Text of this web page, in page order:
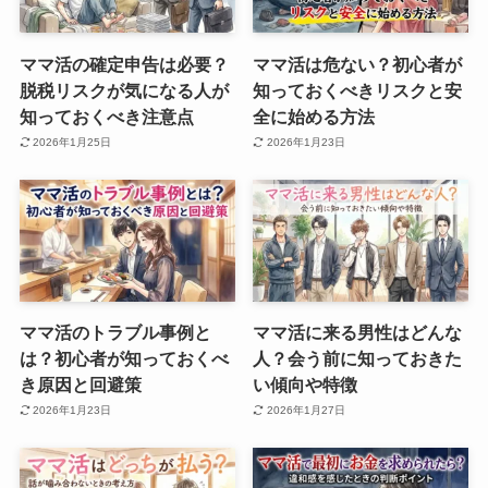
ママ活の確定申告は必要？
脱税リスクが気になる人が
知っておくべき注意点
2026年1月25日
ママ活は危ない？初心者が
知っておくべきリスクと安
全に始める方法
2026年1月23日
ママ活のトラブル事例と
は？初心者が知っておくべ
き原因と回避策
2026年1月23日
ママ活に来る男性はどんな
人？会う前に知っておきた
い傾向や特徴
2026年1月27日